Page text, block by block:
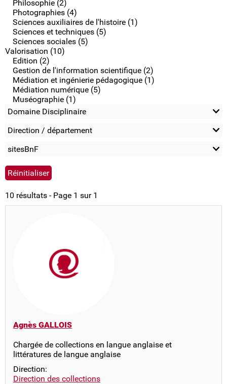
Philosophie (2)
Photographies (4)
Sciences auxiliaires de l'histoire (1)
Sciences et techniques (5)
Sciences sociales (5)
Valorisation (10)
Edition (2)
Gestion de l'information scientifique (2)
Médiation et ingénierie pédagogique (1)
Médiation numérique (5)
Muséographie (1)
Domaine Disciplinaire
Direction / département
sitesBnF
10 résultats - Page 1 sur 1
Agnès GALLOIS
Chargée de collections en langue anglaise et
littératures de langue anglaise
Direction:
Direction des collections